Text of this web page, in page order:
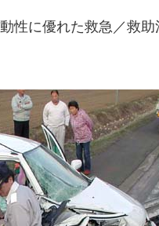
性に優れた救急／救